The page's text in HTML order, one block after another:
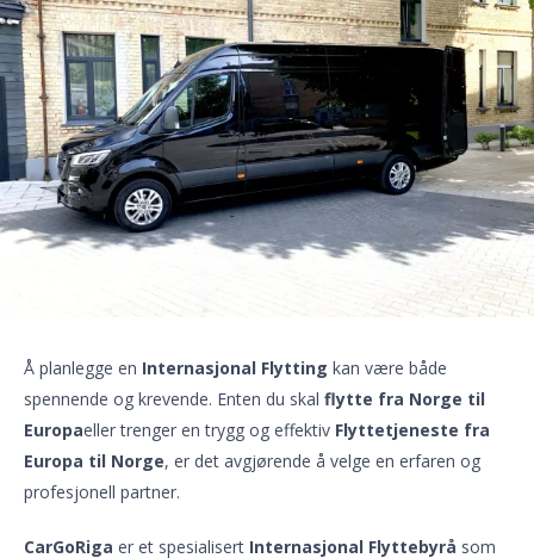
Å planlegge en Internasjonal Flytting kan være både
spennende og krevende. Enten du skal flytte fra Norge til
Europaeller trenger en trygg og effektiv Flyttetjeneste fra
Europa til Norge, er det avgjørende å velge en erfaren og
profesjonell partner.
CarGoRiga er et spesialisert Internasjonal Flyttebyrå som